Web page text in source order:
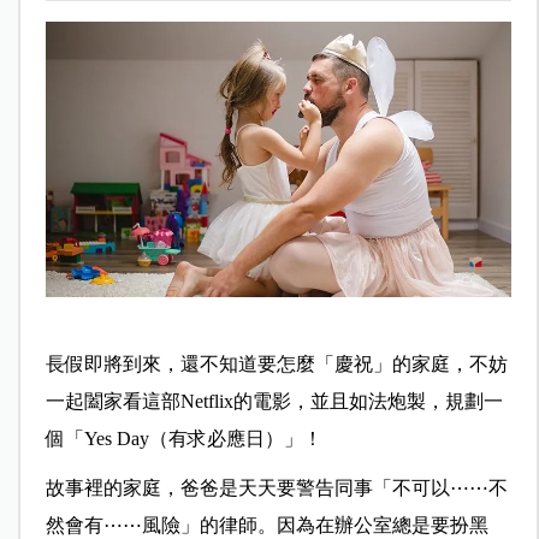
長假即將到來，還不知道要怎麼「慶祝」的家庭，不妨
一起闔家看這部Netflix的電影，並且如法炮製，規劃一
個「Yes Day（有求必應日）」！
故事裡的家庭，爸爸是天天要警告同事「不可以⋯⋯不
然會有⋯⋯風險」的律師。因為在辦公室總是要扮黑